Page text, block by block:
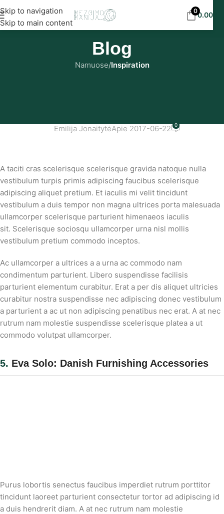
Skip to navigation
Skip to main content
eur!
00.00€
Blog
Namuose/Inspiration
Emilija JonaitytėApie 2017-06-22 0
A taciti cras scelerisque scelerisque gravida natoque nulla
vestibulum turpis primis adipiscing faucibus scelerisque
adipiscing aliquet pretium. Et iaculis mi velit tincidunt
vestibulum a duis tempor non magna ultrices porta malesuada
ullamcorper scelerisque parturient himenaeos iaculis
sit. Scelerisque sociosqu ullamcorper urna nisl mollis
vestibulum pretium commodo inceptos.
Ac ullamcorper a ultrices a a urna ac commodo nam
condimentum parturient. Libero suspendisse facilisis
parturient elementum curabitur. Erat a per dis aliquet ultricies
curabitur nostra suspendisse nec adipiscing donec vestibulum
a parturient a ac ut non adipiscing penatibus nec erat. A at nec
rutrum nam molestie suspendisse scelerisque platea a ut
commodo volutpat ullamcorper.
5. Eva Solo: Danish Furnishing Accessories
Purus lobortis senectus faucibus imperdiet rutrum porttitor
tincidunt laoreet parturient consectetur tortor ad adipiscing id
a duis hendrerit diam. A at nec rutrum nam molestie